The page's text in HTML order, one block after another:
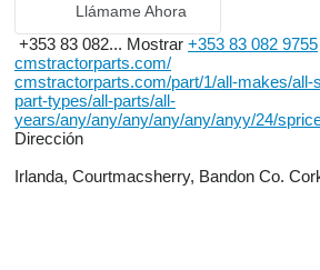
Llámame Ahora
+353 83 082... Mostrar +353 83 082 9755
cmstractorparts.com/
cmstractorparts.com/part/1/all-makes/all-
part-types/all-parts/all-
years/any/any/any/any/any/anyy/24/
Dirección
Irlanda, Courtmacsherry, Bandon Co.